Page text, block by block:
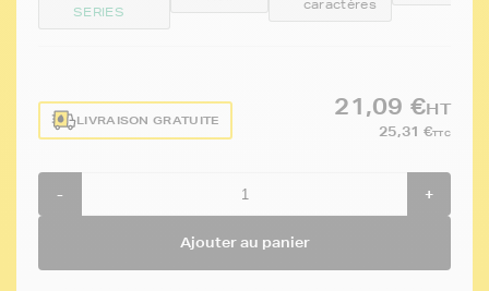
SERIES
caractères
LIVRAISON GRATUITE
21,09 €HT
25,31 €TTC
- +
Ajouter au panier